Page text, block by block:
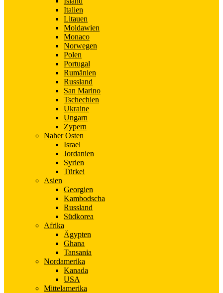
Italien
Litauen
Moldawien
Monaco
Norwegen
Polen
Portugal
Rumänien
Russland
San Marino
Tschechien
Ukraine
Ungarn
Zypern
Naher Osten
Israel
Jordanien
Syrien
Türkei
Asien
Georgien
Kambodscha
Russland
Südkorea
Afrika
Ägypten
Ghana
Tansania
Nordamerika
Kanada
USA
Mittelamerika